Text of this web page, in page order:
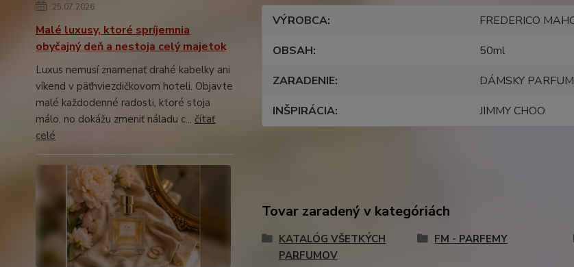
25.07.2026
Malé luxusy, ktoré spríjemnia
obyčajný deň a nestoja celý majetok
Luxus nemusí znamenať drahé kabelky ani
víkend v päťhviezdičkovom hoteli. Objavte
malé každodenné radosti, ktoré stoja
málo, no dokážu zmeniť náladu c... čítať
celé
VÝROBCA
FREDERICO
OBSAH
50ml
ZARADENIE
DÁMSKY PARFUM
INŠPIRÁCIA
JIMMY CHOO
Tovar zaradený v kategóriách
KATALÓG VŠETKÝCH
PARFUMOV
FM - PARFEMY